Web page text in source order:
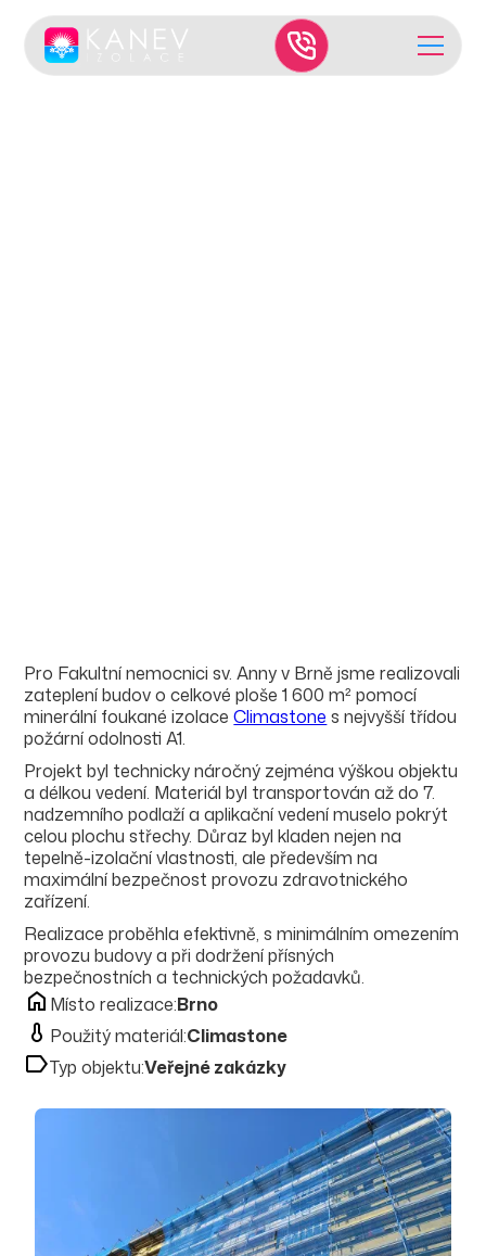
Pro Fakultní nemocnici sv. Anny v Brně jsme realizovali
zateplení budov o celkové ploše 1 600 m² pomocí
minerální foukané izolaceClimastone s nejvyšší třídou
požární odolnosti A1.
Projekt byl technicky náročný zejména výškou objektu
a délkou vedení. Materiál byl transportován až do 7.
nadzemního podlaží a aplikační vedení muselo pokrýt
celou plochu střechy. Důraz byl kladen nejen na
tepelně-izolační vlastnosti, ale především na
maximální bezpečnost provozu zdravotnického
zařízení.
Realizace proběhla efektivně, s minimálním omezením
provozu budovy a při dodržení přísných
bezpečnostních a technických požadavků.
Místo realizace:Brno
Použitý materiál:Climastone
Typ objektu:Veřejné zakázky